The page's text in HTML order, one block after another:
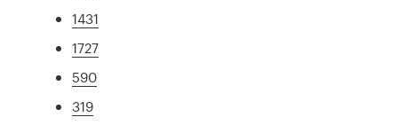
1431
1727
590
319